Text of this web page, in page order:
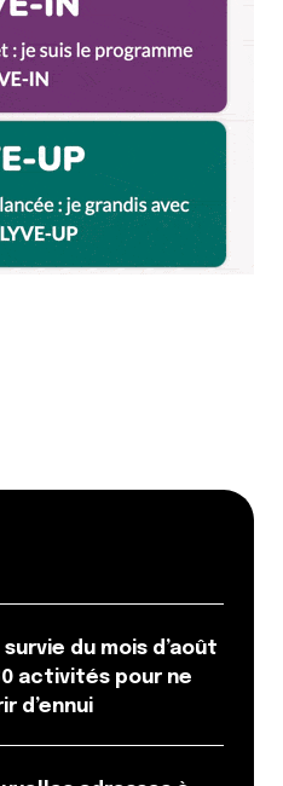
e-mail et mon site dans le
commentaire.
!
survie du mois d’août
activités pour ne
d’ennui